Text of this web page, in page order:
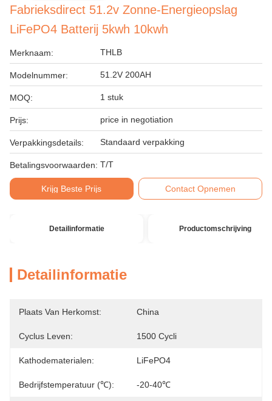
Fabrieksdirect 51.2v Zonne-Energieopslag
LiFePO4 Batterij 5kwh 10kwh
Merknaam: THLB
Modelnummer: 51.2V 200AH
MOQ: 1 stuk
Prijs: price in negotiation
Verpakkingsdetails: Standaard verpakking
Betalingsvoorwaarden: T/T
Krijg Beste Prijs Contact Opnemen
Detailinformatie Productomschrijving
Detailinformatie
Plaats Van Herkomst: China
Cyclus Leven: 1500 Cycli
Kathodematerialen: LiFePO4
Bedrijfstemperatuur (℃): -20-40℃